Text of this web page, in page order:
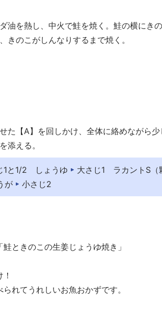
油を熱し、中火で鮭を焼く。鮭の横にき
きのこがしんなりするまで焼く。
た【A】を回しかけ、全体に絡めながら
添える。
1と1/2 しょうゆ 大さじ1 ラカントS（
が
小さじ2
ときのこの生姜じょうゆ焼き」
れてうれしいお魚おかずです。